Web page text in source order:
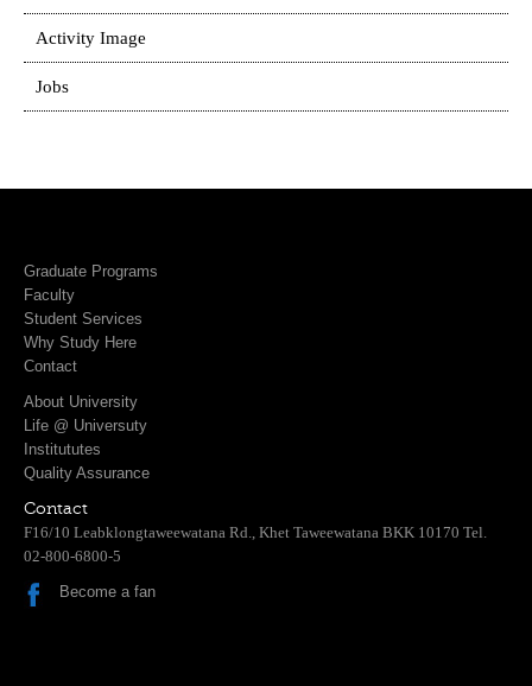
Activity Image
Jobs
Graduate Programs
Faculty
Student Services
Why Study Here
Contact
About University
Life @ Universuty
Institututes
Quality Assurance
Contact
F16/10 Leabklongtaweewatana Rd., Khet Taweewatana BKK 10170 Tel.
02-800-6800-5
Become a fan